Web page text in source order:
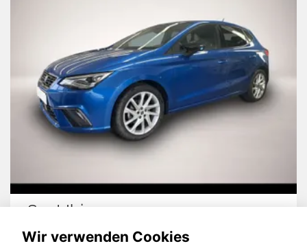
Seat Ibiza
Wir verwenden Cookies